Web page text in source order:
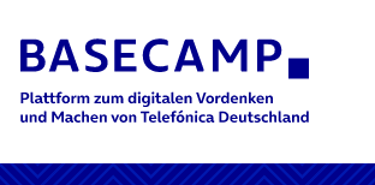
Main Navigation